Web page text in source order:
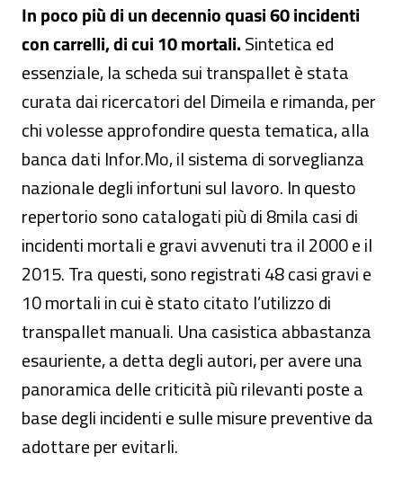
In poco più di un decennio quasi 60 incidenti
con carrelli, di cui 10 mortali.Sintetica ed
essenziale, la scheda sui transpallet è stata
curata dai ricercatori del Dimeila e rimanda, per
chi volesse approfondire questa tematica, alla
banca dati Infor.Mo, il sistema di sorveglianza
nazionale degli infortuni sul lavoro. In questo
repertorio sono catalogati più di 8mila casi di
incidenti mortali e gravi avvenuti tra il 2000 e il
2015. Tra questi, sono registrati 48 casi gravi e
10 mortali in cui è stato citato l’utilizzo di
transpallet manuali. Una casistica abbastanza
esauriente, a detta degli autori, per avere una
panoramica delle criticità più rilevanti poste a
base degli incidenti e sulle misure preventive da
adottare per evitarli.